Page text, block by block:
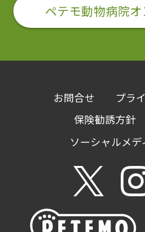
ペテモ動物病院
お問合せ
プラ
保険勧誘方針
ソーシャルメ